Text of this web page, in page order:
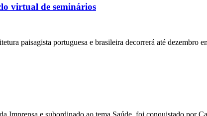
virtual de seminários
paisagista portuguesa e brasileira decorrerá até dezembro
e subordinado ao tema Saúde, foi conquistado por